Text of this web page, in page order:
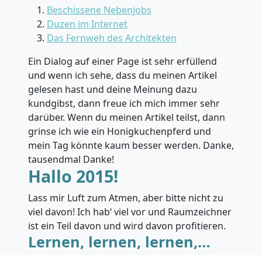
Beschissene Nebenjobs
Duzen im Internet
Das Fernweh des Architekten
Ein Dialog auf einer Page ist sehr erfüllend
und wenn ich sehe, dass du meinen Artikel
gelesen hast und deine Meinung dazu
kundgibst, dann freue ich mich immer sehr
darüber. Wenn du meinen Artikel teilst, dann
grinse ich wie ein Honigkuchenpferd und
mein Tag könnte kaum besser werden. Danke,
tausendmal Danke!
Hallo 2015!
Lass mir Luft zum Atmen, aber bitte nicht zu
viel davon! Ich hab‘ viel vor und Raumzeichner
ist ein Teil davon und wird davon profitieren.
Lernen, lernen, lernen,…